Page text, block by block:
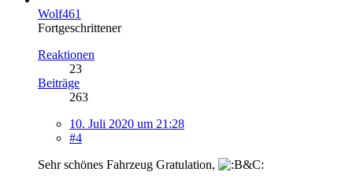
Wolf461
Fortgeschrittener
Reaktionen
23
Beiträge
263
10. Juli 2020 um 21:28
#4
Sehr schönes Fahrzeug Gratulation,